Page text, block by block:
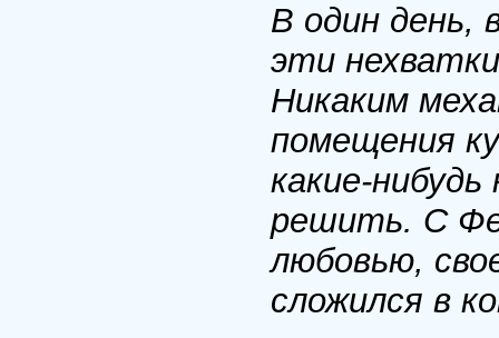
В один день,
эти
Никаким
помещения
какие-
решить. С
любовью,
сложился в